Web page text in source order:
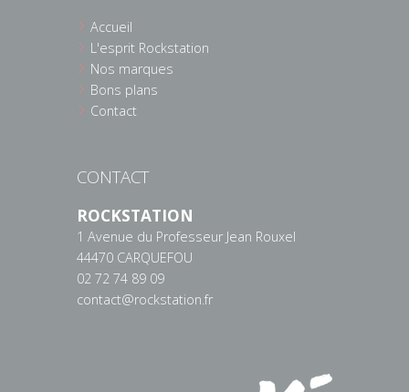
Accueil
L'esprit Rockstation
Nos marques
Bons plans
Contact
CONTACT
ROCKSTATION
1 Avenue du Professeur Jean Rouxel
44470 CARQUEFOU
02 72 74 89 09
contact@rockstation.fr